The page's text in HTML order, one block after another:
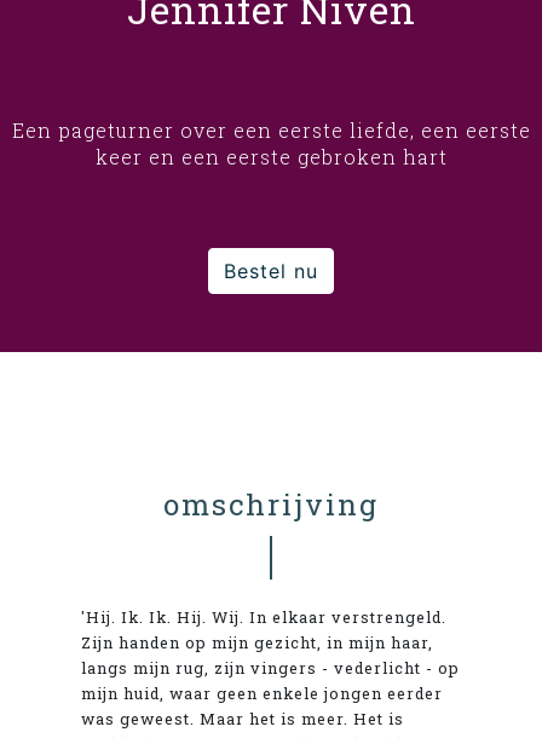
Een pageturner over een eerste liefde, een eerste
keer en een eerste gebroken hart
Bestel nu
omschrijving
'Hij. Ik. Ik. Hij. Wij. In elkaar verstrengeld.
Zijn handen op mijn gezicht, in mijn haar,
langs mijn rug, zijn vingers - vederlicht - op
mijn huid, waar geen enkele jongen eerder
was geweest. Maar het is meer. Het is